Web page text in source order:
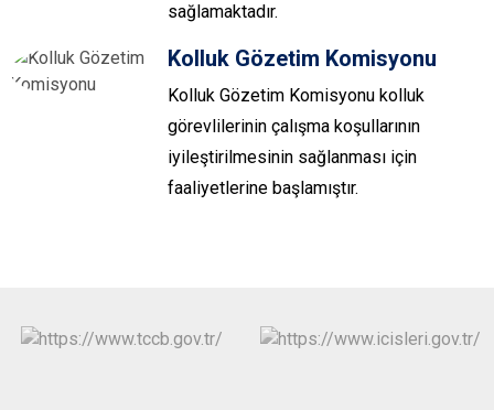
sağlamaktadır.
Kolluk Gözetim Komisyonu
Kolluk Gözetim Komisyonu kolluk
görevlilerinin çalışma koşullarının
iyileştirilmesinin sağlanması için
faaliyetlerine başlamıştır.